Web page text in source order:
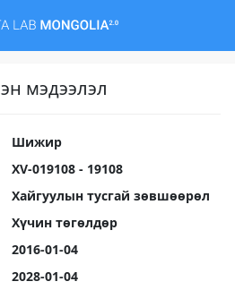
мэдээлэл
Шижир
XV-019108 - 19108
Хайгуулын тусгай зөвшөөрөл
Хүчин төгөлдөр
2016-01-04
2028-01-04